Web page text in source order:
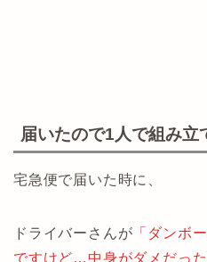
届いたので1人で組み立
宅急便で届いた時に、
ドライバーさんが 「ダンボ
ですけど…中身がダメだった